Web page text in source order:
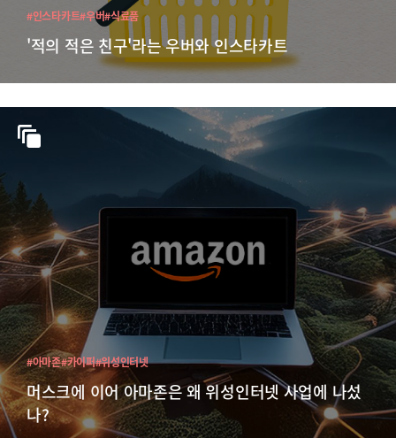
'적의 적은 친구'라는 우버와 인스타카트
#인스타카트#우버#식료품
머스크에 이어 아마존은 왜 위성인터넷 사업에 나섰
나?
#아마존#카이퍼#위성인터넷